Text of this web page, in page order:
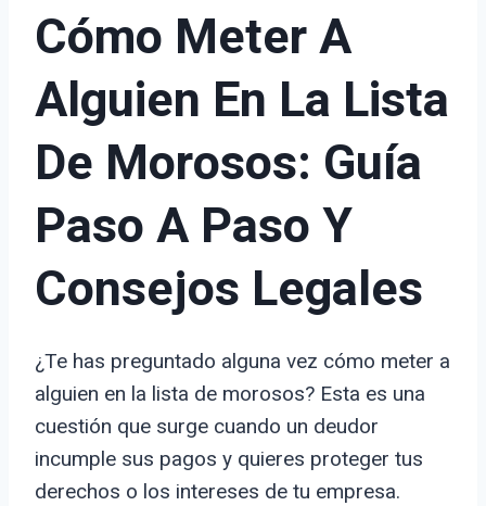
Cómo Meter A
Alguien En La Lista
De Morosos: Guía
Paso A Paso Y
Consejos Legales
¿Te has preguntado alguna vez cómo meter a
alguien en la lista de morosos? Esta es una
cuestión que surge cuando un deudor
incumple sus pagos y quieres proteger tus
derechos o los intereses de tu empresa.